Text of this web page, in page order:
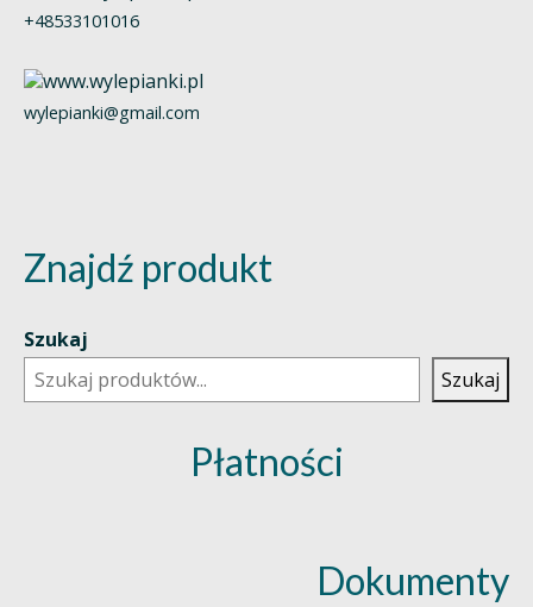
+48533101016
wylepianki@gmail.com
Znajdź produkt
Szukaj
Szukaj
Płatności
Dokumenty